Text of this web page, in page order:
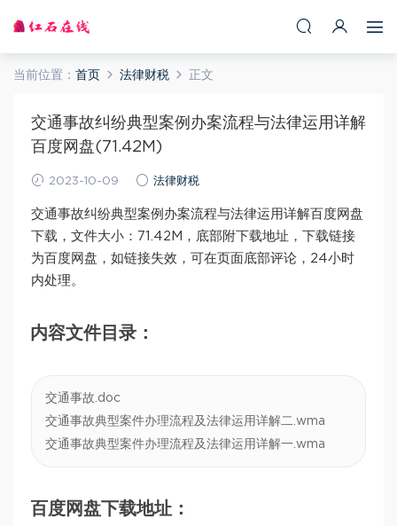
当前位置： 首页 法律财税 正文
交通事故纠纷典型案例办案流程与法律运用详解
百度网盘(71.42M)
2023-10-09 法律财税
交通事故纠纷典型案例办案流程与法律运用详解百度网盘
下载，文件大小：71.42M，底部附下载地址，下载链接
为百度网盘，如链接失效，可在页面底部评论，24小时
内处理。
内容文件目录：
交通事故.doc
交通事故典型案件办理流程及法律运用详解二.wma
交通事故典型案件办理流程及法律运用详解一.wma
百度网盘下载地址：